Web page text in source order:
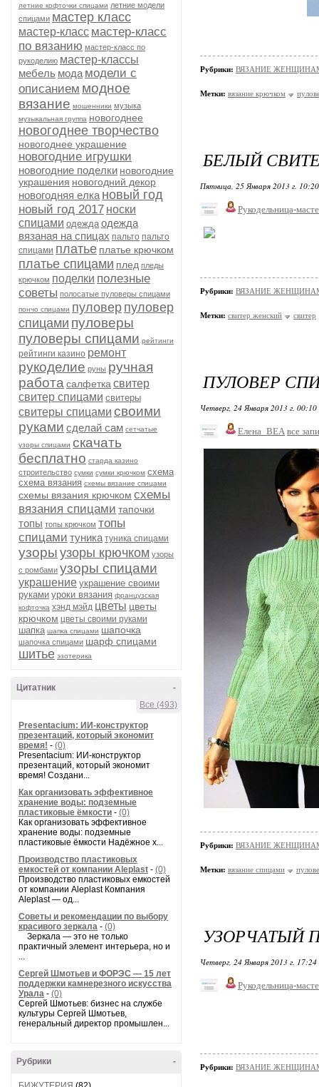
летние кофточки спицами летние модели
спицами мастер класс
мастер-класс мастер-класс
по вязанию мастер-класс по
рукоделию мастер-классы
мебель мода модели с
описанием модное
вязание мошенники музыка
музыкальная группа новогоднее
новогоднее творчество
новогоднее украшение
новогодние игрушки
новогодние поделки новогодние
украшения новогодний декор
новогодняя елка новый год
новый год 2017 носки
спицами одежда одежда
вязаная на спицах пальто пальто
спицами платье платье крючком
платье спицами плед пледы
крючком поделки полезные
советы полосатые пуловеры спицами
пончо спицами пуловер пуловер
спицами пуловеры
пуловеры спицами рейтинги
рейтинги казино ремонт
рукоделие руны ручная
работа салфетка свитер
свитер спицами свитеры
свитеры спицами своими
руками сделай сам сетчатые
узоры спицами скачать
бесплатно старда казино
строительство сумки сумки крючком схема
схема вязания схемы вязание спицами
схемы вязания крючком схемы
вязания спицами тапочки
топы топы крючком топы
спицами туника туника спицами
узоры узоры крючком узоры
с ромбами узоры спицами
украшение украшение своими
руками уроки вязания французская
кофточка хэнд мэйд цветы цветы
крючком цветы своими руками
шапка шапка спицами шапочка
шапочка спицами шарф спицами
шитье эзотерика
-
Цитатник
Все (493)
Presentacium: ИИ‑конструктор
презентаций, который экономит
время! - (0)
Presentacium: ИИ‑конструктор
презентаций, который экономит
время! Создани...
Как организовать эффективное
хранение воды: подземные
пластиковые ёмкости - (0)
Как организовать эффективное
хранение воды: подземные
пластиковые ёмкости Надёжное х...
Производство пластиковых
емкостей от компании Aleplast - (0)
Производство пластиковых емкостей
от компании Aleplast Компания
Aleplast — од...
Советы и рекомендации по выбору
красивого зеркала - (0)
Зеркала — это не только
практичный элемент интерьера, но и
...
Сергей Шмотьев и ФОРЭС — 15 лет
поддержки камнерезного искусства
Урала - (0)
Сергей Шмотьев: бизнес на службе
культуры Сергей Шмотьев,
генеральный директор промышлен...
-
Рубрики
Рубрики: ВЯЗАНИЕ ЖЕНЩИНАМ/
Метки: вязание крючком
БЕЛЫЙ
Пятница, 25 Января 2013 г.
Рукодельница-
Рубрики: ВЯЗАНИЕ ЖЕНЩИНАМ/
Метки: свитер женский свитер
ПУЛОВЕР
Четверг, 24 Января 2013 г. 00:10
Елена_ВЕА все
Рубрики: ВЯЗАНИЕ ЖЕНЩИНАМ/
Метки: вязание спицами
УЗОРЧАТЫЙ
Четверг, 24 Января 2013 г. 17:24
Рукодельница-
Рубрики: ВЯЗАНИЕ ЖЕНЩИНАМ/